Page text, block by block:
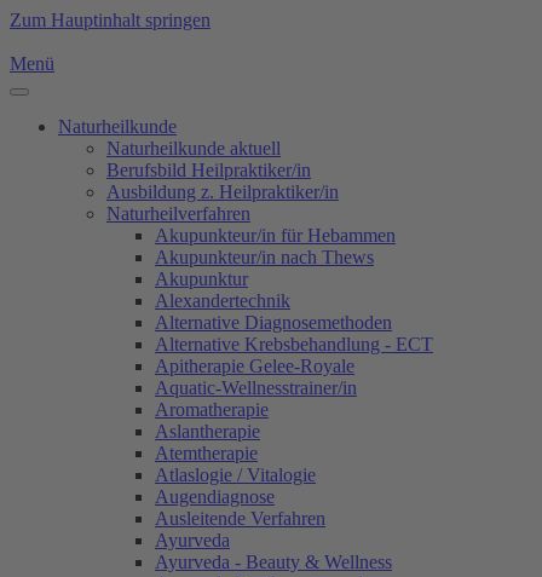
Zum Hauptinhalt springen
Menü
Naturheilkunde
Naturheilkunde aktuell
Berufsbild Heilpraktiker/in
Ausbildung z. Heilpraktiker/in
Naturheilverfahren
Akupunkteur/in für Hebammen
Akupunkteur/in nach Thews
Akupunktur
Alexandertechnik
Alternative Diagnosemethoden
Alternative Krebsbehandlung - ECT
Apitherapie Gelee-Royale
Aquatic-Wellnesstrainer/in
Aromatherapie
Aslantherapie
Atemtherapie
Atlaslogie / Vitalogie
Augendiagnose
Ausleitende Verfahren
Ayurveda
Ayurveda - Beauty & Wellness